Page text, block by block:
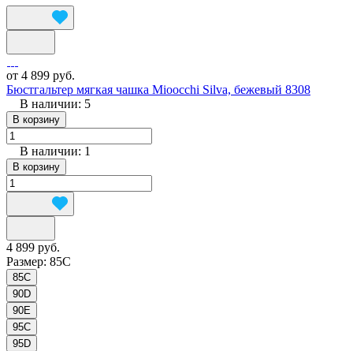
от 4 899 руб.
Бюстгальтер мягкая чашка Mioocchi Silva, бежевый 8308
В наличии: 5
В корзину
В наличии: 1
В корзину
4 899 руб.
Размер: 85C
85C
90D
90E
95C
95D